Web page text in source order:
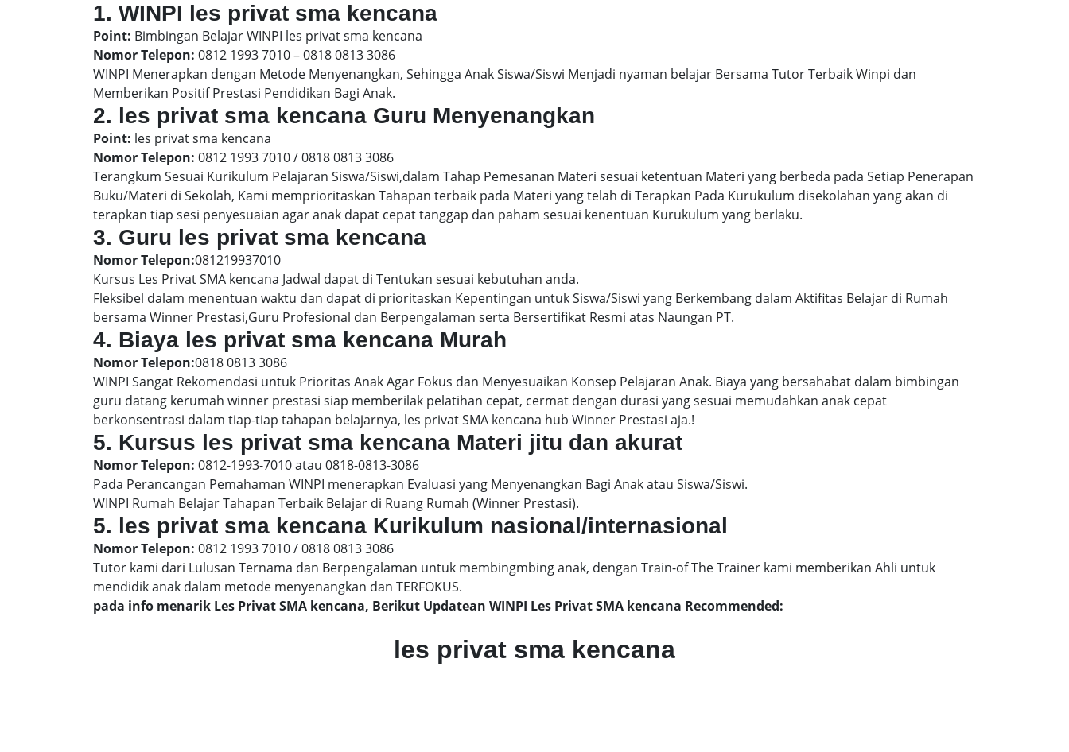
1. WINPI les privat sma kencana
Point: Bimbingan Belajar WINPI les privat sma kencana
Nomor Telepon: 0812 1993 7010 – 0818 0813 3086
WINPI Menerapkan dengan Metode Menyenangkan, Sehingga Anak Siswa/Siswi Menjadi nyaman belajar Bersama Tutor Terbaik Winpi dan
Memberikan Positif Prestasi Pendidikan Bagi Anak.
2. les privat sma kencana Guru Menyenangkan
Point: les privat sma kencana
Nomor Telepon: 0812 1993 7010 / 0818 0813 3086
Terangkum Sesuai Kurikulum Pelajaran Siswa/Siswi,dalam Tahap Pemesanan Materi sesuai ketentuan Materi yang berbeda pada Setiap Penerapan
Buku/Materi di Sekolah, Kami memprioritaskan Tahapan terbaik pada Materi yang telah di Terapkan Pada Kurukulum disekolahan yang akan di
terapkan tiap sesi penyesuaian agar anak dapat cepat tanggap dan paham sesuai kenentuan Kurukulum yang berlaku.
3. Guru les privat sma kencana
Nomor Telepon:081219937010
Kursus Les Privat SMA kencana Jadwal dapat di Tentukan sesuai kebutuhan anda.
Fleksibel dalam menentuan waktu dan dapat di prioritaskan Kepentingan untuk Siswa/Siswi yang Berkembang dalam Aktifitas Belajar di Rumah
bersama Winner Prestasi,Guru Profesional dan Berpengalaman serta Bersertifikat Resmi atas Naungan PT.
4. Biaya les privat sma kencana Murah
Nomor Telepon:0818 0813 3086
WINPI Sangat Rekomendasi untuk Prioritas Anak Agar Fokus dan Menyesuaikan Konsep Pelajaran Anak. Biaya yang bersahabat dalam bimbingan
guru datang kerumah winner prestasi siap memberilak pelatihan cepat, cermat dengan durasi yang sesuai memudahkan anak cepat
berkonsentrasi dalam tiap-tiap tahapan belajarnya, les privat SMA kencana hub Winner Prestasi aja.!
5. Kursus les privat sma kencana Materi jitu dan akurat
Nomor Telepon: 0812-1993-7010 atau 0818-0813-3086
Pada Perancangan Pemahaman WINPI menerapkan Evaluasi yang Menyenangkan Bagi Anak atau Siswa/Siswi.
WINPI Rumah Belajar Tahapan Terbaik Belajar di Ruang Rumah (Winner Prestasi).
5. les privat sma kencana Kurikulum nasional/internasional
Nomor Telepon: 0812 1993 7010 / 0818 0813 3086
Tutor kami dari Lulusan Ternama dan Berpengalaman untuk membingmbing anak, dengan Train-of The Trainer kami memberikan Ahli untuk
mendidik anak dalam metode menyenangkan dan TERFOKUS.
pada info menarik Les Privat SMA kencana, Berikut Updatean WINPI Les Privat SMA kencana Recommended:
les privat sma kencana